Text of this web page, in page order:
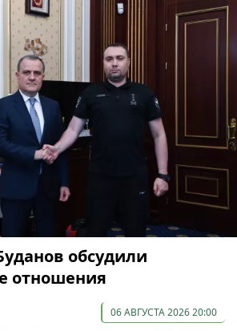
обсудили
отношения
06 АВГУСТА 2026 20:00